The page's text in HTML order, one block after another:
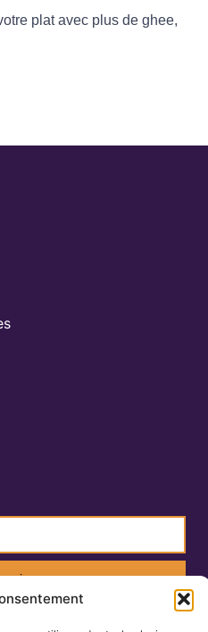
plat avec plus de ghee,